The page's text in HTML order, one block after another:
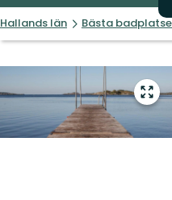
Hallands län Bästa
Gå
till